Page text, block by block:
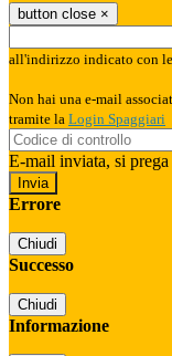
button close ×
all'indirizzo indicato con
Non hai una e-mail
tramite la Login Spaggiari
E-mail inviata, si
Errore
Chiudi
Successo
Chiudi
Informazione